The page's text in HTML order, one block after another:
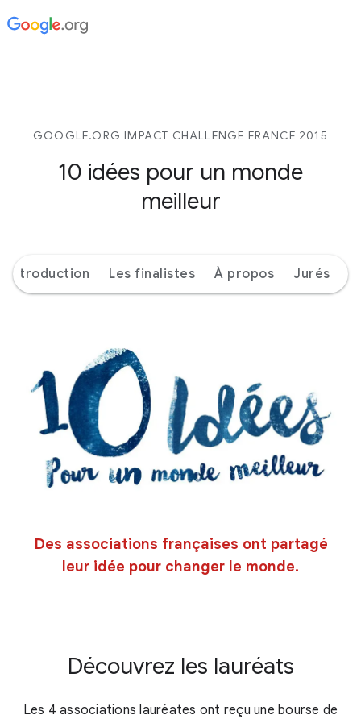
GOOGLE.ORG IMPACT CHALLENGE FRANCE 2015
10 idées pour un monde
meilleur
Introduction Les finalistes À propos Jurés
Des associations françaises ont partagé
leur idée pour changer le monde.
Découvrez les lauréats
Les 4 associations lauréates ont reçu une bourse de